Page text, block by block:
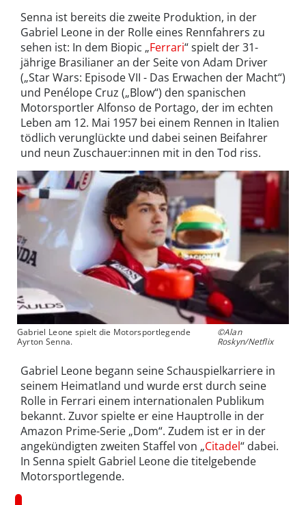
Senna ist bereits die zweite Produktion, in der
Gabriel Leone in der Rolle eines Rennfahrers zu
sehen ist: In dem Biopic „Ferrari“ spielt der 31-
jährige Brasilianer an der Seite von Adam Driver
(„Star Wars: Episode VII - Das Erwachen der Macht“)
und Penélope Cruz („Blow“) den spanischen
Motorsportler Alfonso de Portago, der im echten
Leben am 12. Mai 1957 bei einem Rennen in Italien
tödlich verunglückte und dabei seinen Beifahrer
und neun Zuschauer:innen mit in den Tod riss.
Gabriel Leone spielt die Motorsportlegende
Ayrton Senna.
©Alan
Roskyn/Netflix
Gabriel Leone begann seine Schauspielkarriere in
seinem Heimatland und wurde erst durch seine
Rolle in Ferrari einem internationalen Publikum
bekannt. Zuvor spielte er eine Hauptrolle in der
Amazon Prime-Serie „Dom“. Zudem ist er in der
angekündigten zweiten Staffel von „Citadel“ dabei.
In Senna spielt Gabriel Leone die titelgebende
Motorsportlegende.